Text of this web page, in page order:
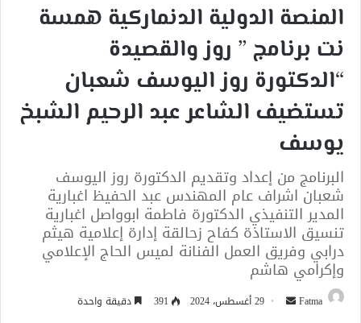
‎المنصة الدولية الدنماركية همسة
نت برنامج ” روز والقصيدة
“الدكتورة روز اليوسف شعبان
تستضيف الشاعر عبد الرحيم الشبخ
يوسف
‎البرنامج من إعداد وتقديم الدكتورة روز اليوسف
شعبان اشراف عام المهندس عبد الحفيظ اغبارية
المدير التنفيذي الدكتورة فاطمة ابوواصل اغبارية
تنسيق الاستاذة كفاح زحالقة إدارة إعلامية هيثم
درابي وفريق العمل الفنانة لميس الحاج الإعلامي
وإكرامي هاشم
Fatma
أرسل 29 أغسطس، 2024 391 دقيقة واحدة